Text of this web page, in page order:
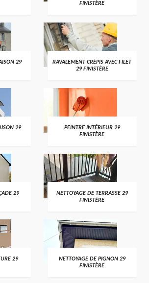
FINISTÈRE
29
RAVALEMENT CRÉPIS AVEC FILET
29 FINISTÈRE
29
PEINTRE INTÉRIEUR 29
FINISTÈRE
29
NETTOYAGE DE TERRASSE 29
FINISTÈRE
29
NETTOYAGE DE PIGNON 29
FINISTÈRE